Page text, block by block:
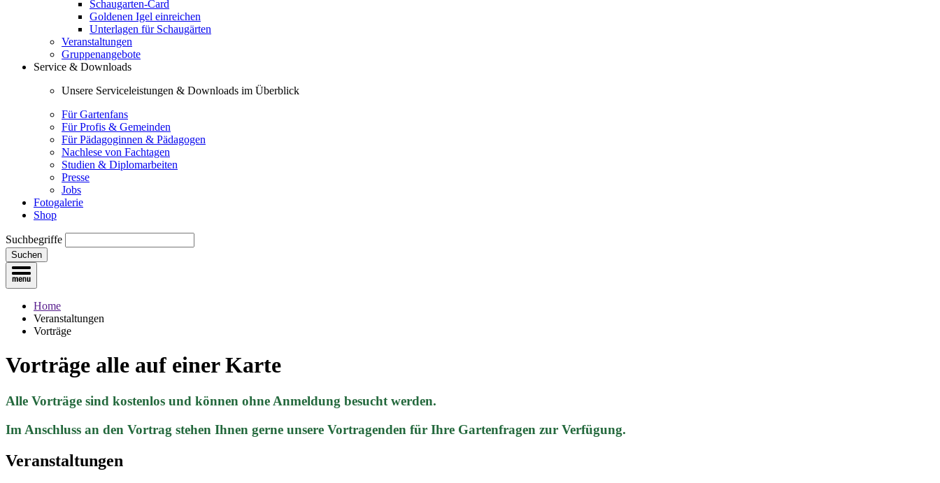
Schaugarten-Card
Goldenen Igel einreichen
Unterlagen für Schaugärten
Veranstaltungen
Gruppenangebote
Service & Downloads
Unsere Serviceleistungen & Downloads im Überblick
Für Gartenfans
Für Profis & Gemeinden
Für Pädagoginnen & Pädagogen
Nachlese von Fachtagen
Studien & Diplomarbeiten
Presse
Jobs
Fotogalerie
Shop
Suchbegriffe
Suchen
Home
Veranstaltungen
Vorträge
Vorträge alle auf einer Karte
Alle Vorträge sind kostenlos und können ohne Anmeldung besucht werden.
Im Anschluss an den Vortrag stehen Ihnen gerne unsere Vortragenden für Ihre Gartenfragen zur Verfügung.
Veranstaltungen